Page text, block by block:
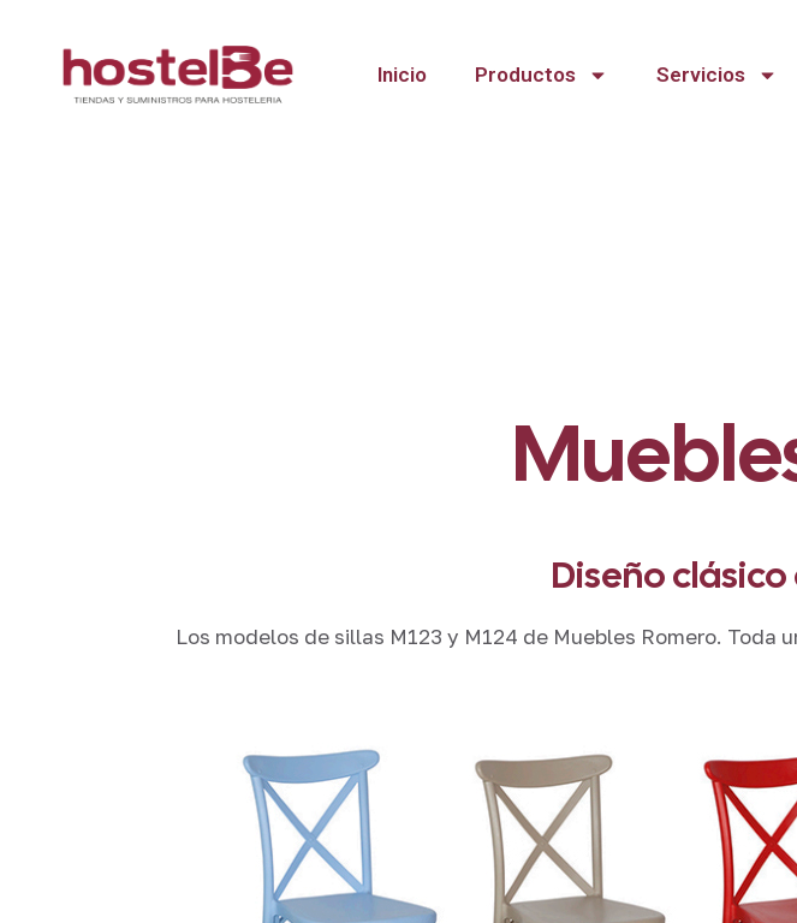
Inicio Productos Servicios
Diseño
Los modelos de sillas M123 y M124 de Muebles Romero.